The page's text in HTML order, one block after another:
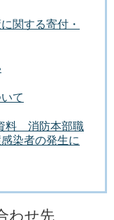
関する寄付・
て
料 消防本部職
染者の発生に
わせ先